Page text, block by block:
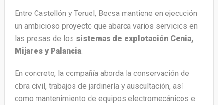
Entre Castellón y Teruel, Becsa mantiene en ejecución
un ambicioso proyecto que abarca varios servicios en
las presas de los sistemas de explotación Cenia,
Mijares y Palancia.
En concreto, la compañía aborda la conservación de
obra civil, trabajos de jardinería y auscultación, así
como mantenimiento de equipos electromecánicos e